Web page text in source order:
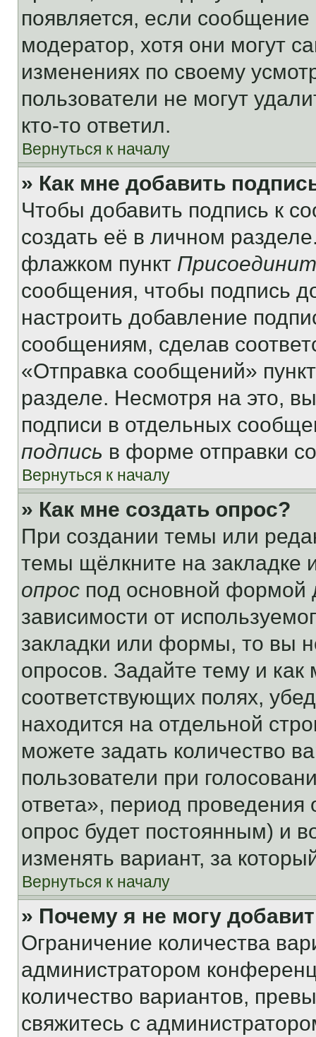
появляется, если
модератор, хотя они могут
изменениях по своему
пользователи не могут
кто-то ответил.
Вернуться к началу
» Как мне добавить
Чтобы добавить подпись к
создать её в личном
флажком пункт
сообщения, чтобы подпись
настроить добавление
сообщениям, сделав
«Отправка сообщений»
разделе. Несмотря на это,
подписи в отдельных
подпись в форме отправки
Вернуться к началу
» Как мне создать опрос?
При создании темы или
темы щёлкните на
опрос под основной формой
зависимости от
закладки или формы, то вы
опросов. Задайте тему и
соответствующих полях,
находится на отдельной
можете задать количество
пользователи при
ответа», период проведения
опрос будет постоянным) и
изменять вариант, за
Вернуться к началу
» Почему я не могу
Ограничение количества
администратором
количество вариантов,
свяжитесь с